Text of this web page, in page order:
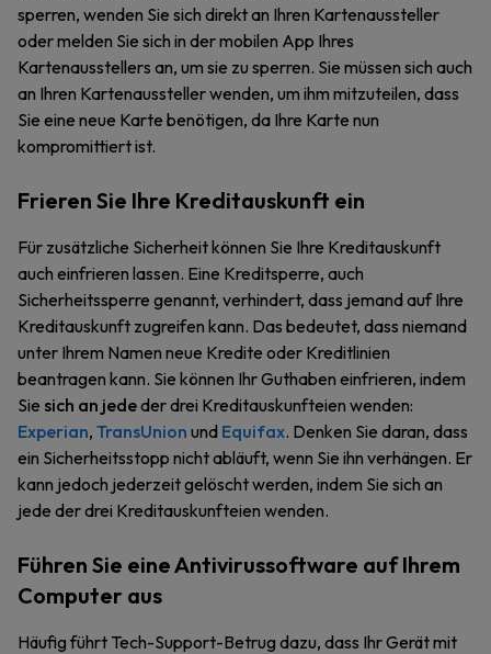
sperren, wenden Sie sich direkt an Ihren Kartenaussteller
oder melden Sie sich in der mobilen App Ihres
Kartenausstellers an, um sie zu sperren. Sie müssen sich auch
an Ihren Kartenaussteller wenden, um ihm mitzuteilen, dass
Sie eine neue Karte benötigen, da Ihre Karte nun
kompromittiert ist.
Frieren Sie Ihre Kreditauskunft ein
Für zusätzliche Sicherheit können Sie Ihre Kreditauskunft
auch einfrieren lassen. Eine Kreditsperre, auch
Sicherheitssperre genannt, verhindert, dass jemand auf Ihre
Kreditauskunft zugreifen kann. Das bedeutet, dass niemand
unter Ihrem Namen neue Kredite oder Kreditlinien
beantragen kann. Sie können Ihr Guthaben einfrieren, indem
Sie sich an jededer drei Kreditauskunfteien wenden:
Experian, TransUnion und Equifax. Denken Sie daran, dass
ein Sicherheitsstopp nicht abläuft, wenn Sie ihn verhängen. Er
kann jedoch jederzeit gelöscht werden, indem Sie sich an
jede der drei Kreditauskunfteien wenden.
Führen Sie eine Antivirussoftware auf Ihrem
Computer aus
Häufig führt Tech-Support-Betrug dazu, dass Ihr Gerät mit